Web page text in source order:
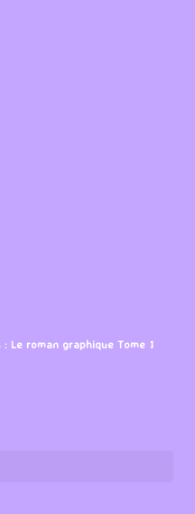
Le roman graphique Tome 1